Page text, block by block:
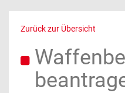
Zurück zur Übersicht